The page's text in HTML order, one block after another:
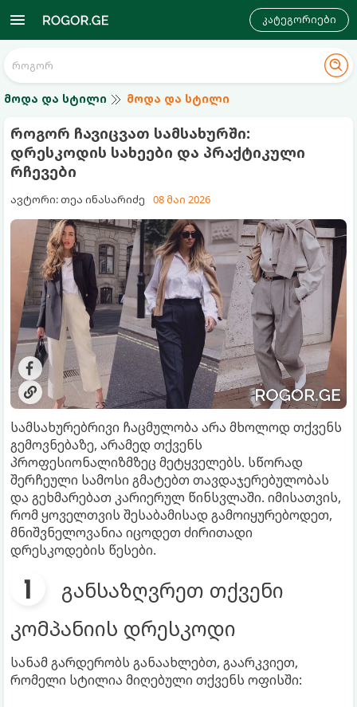
კატეგორიები
მოდა და სტილი მოდა და სტილი
როგორ ჩავიცვათ სამსახურში:
დრესკოდის სახეები და პრაქტიკული
რჩევები
ავტორი: თეა ინასარიძე 08 მაი 2026
სამსახურებრივი ჩაცმულობა არა მხოლოდ თქვენს
გემოვნებაზე, არამედ თქვენს
პროფესიონალიზმზეც მეტყველებს. სწორად
შერჩეული სამოსი გმატებთ თავდაჯერებულობას
და გეხმარებათ კარიერულ წინსვლაში. იმისათვის,
რომ ყოველთვის შესაბამისად გამოიყურებოდეთ,
მნიშვნელოვანია იცოდეთ ძირითადი
დრესკოდების წესები.
განსაზღვრეთ თქვენი
კომპანიის დრესკოდი
სანამ გარდერობს განაახლებთ, გაარკვიეთ,
რომელი სტილია მიღებული თქვენს ოფისში: